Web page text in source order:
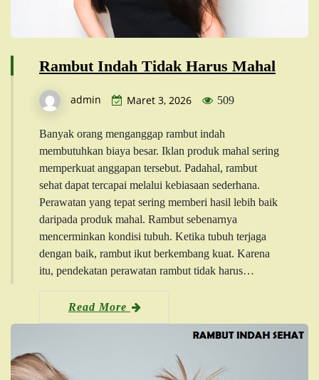
Rambut Indah Tidak Harus Mahal
admin Maret 3, 2026 509
Banyak orang menganggap rambut indah
membutuhkan biaya besar. Iklan produk mahal sering
memperkuat anggapan tersebut. Padahal, rambut
sehat dapat tercapai melalui kebiasaan sederhana.
Perawatan yang tepat sering memberi hasil lebih baik
daripada produk mahal. Rambut sebenarnya
mencerminkan kondisi tubuh. Ketika tubuh terjaga
dengan baik, rambut ikut berkembang kuat. Karena
itu, pendekatan perawatan rambut tidak harus…
Read More